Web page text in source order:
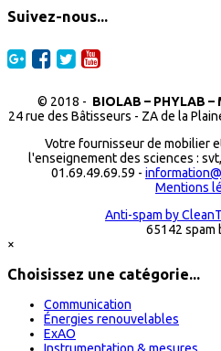
Suivez-nous...
© 2018 - BIOLAB – PHYLAB
24 rue des Bâtisseurs - ZA de la
Votre fournisseur de mobilier
l'enseignement des sciences :
01.69.49.69.59 -
Mentions
Anti-spam by
65142 spam
×
Choisissez une catégorie...
Communication
Énergies renouvelables
ExAO